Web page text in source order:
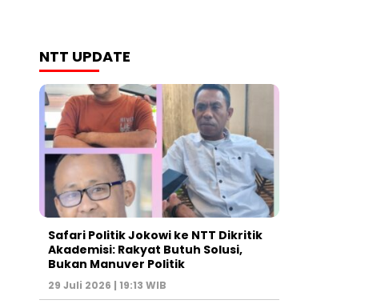
NTT UPDATE
Safari Politik Jokowi ke NTT Dikritik
Akademisi: Rakyat Butuh Solusi,
Bukan Manuver Politik
29 Juli 2026 | 19:13 WIB